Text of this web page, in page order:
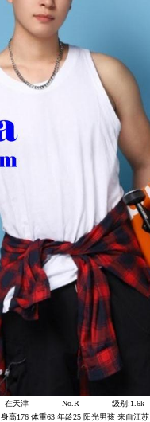
在天津 No.R
级别:1.6k
身高176 体重63 年龄25 阳光男孩 来自江苏